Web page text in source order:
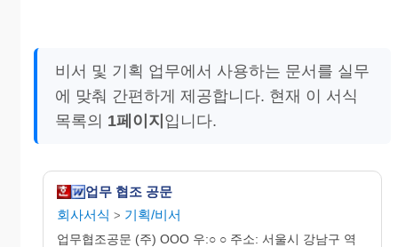
비서 및 기획 업무에서 사용하는 문서를 실무
에 맞춰 간편하게 제공합니다. 현재 이 서식
목록의 1페이지 입니다.
업무 협조 공문
회사서식 > 기획/비서
업무협조공문 (주) OOO 우:○ ○ 주소: 서울시 강남구 역